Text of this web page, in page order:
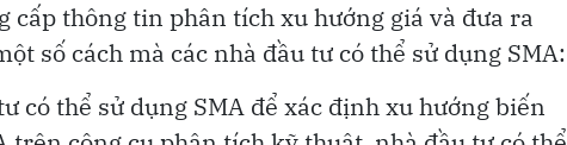
cấp thông tin phân tích xu hướng giá và đưa ra
số cách mà các nhà đầu tư có thể sử dụng SMA:
có thể sử dụng SMA để xác định xu hướng biến